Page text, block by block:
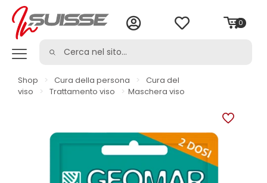
0
Shop > Cura della persona >
Cura del
viso
> Trattamento viso > Maschera viso